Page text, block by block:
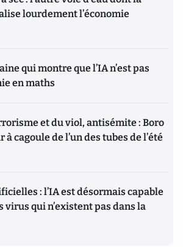
lourdement l’économie
qui montre que l’IA n’est pas
en maths
et du viol, antisémite : Boro
à cagoule de l’un des tubes de l’été
: l’IA est désormais capable
virus qui n’existent pas dans la